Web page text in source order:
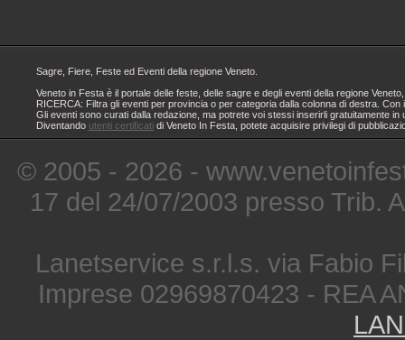
Sagre, Fiere, Feste ed Eventi della regione Veneto.
Veneto in Festa è il portale delle feste, delle sagre e degli eventi della regione
RICERCA: Filtra gli eventi per provincia o per categoria dalla colonna di destra.
Gli eventi sono curati dalla redazione, ma potrete voi stessi inserirli gratuitamente
Diventando utenti certificati di Veneto In Festa, potete acquisire privilegi di
© 2005 - 2026 -
17 del 24/07/2003 presso Trib.
Lanetservice s.r.l.s. via Fabio
Imprese 02969870423 - REA